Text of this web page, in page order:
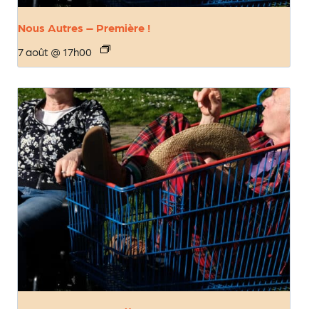
Nous Autres – Première !
7 août @ 17h00